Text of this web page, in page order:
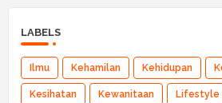
LABELS
Ilmu Kehamilan Kehidupan
Kesihatan Kewanitaan Lifestyle